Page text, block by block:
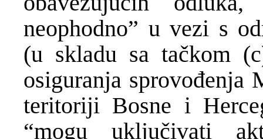
neophodno” u vezi s
(u skladu sa tačkom
osiguranja sprovođenja
teritoriji Bosne i
“mogu uključivati